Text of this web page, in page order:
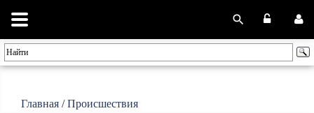
Главная /Происшествия